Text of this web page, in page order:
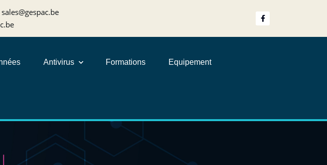
sales@gespac.be
Antivirus Formations Equipement